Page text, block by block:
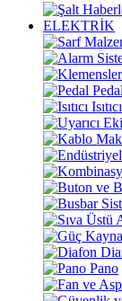
ELEKTRİK
Pedal
Isıtıcı
Pano